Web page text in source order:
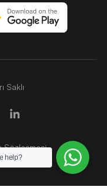
Saklı
Sözleşmesi
help?